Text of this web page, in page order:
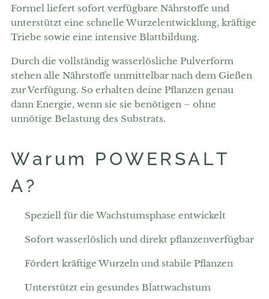
Formel liefert sofort verfügbare Nährstoffe und
unterstützt eine schnelle Wurzelentwicklung, kräftige
Triebe sowie eine intensive Blattbildung.
Durch die vollständig wasserlösliche Pulverform
stehen alle Nährstoffe unmittelbar nach dem Gießen
zur Verfügung. So erhalten deine Pflanzen genau
dann Energie, wenn sie sie benötigen – ohne
unnötige Belastung des Substrats.
Warum POWERSALT
A?
✅ Speziell für die Wachstumsphase entwickelt
✅ Sofort wasserlöslich und direkt pflanzenverfügbar
✅ Fördert kräftige Wurzeln und stabile Pflanzen
✅ Unterstützt ein gesundes Blattwachstum